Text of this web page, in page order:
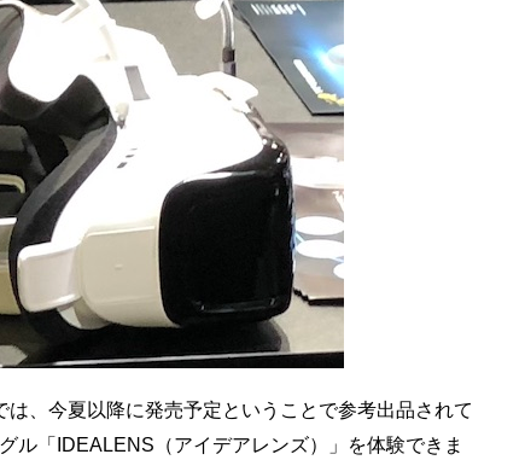
は、今夏以降に発売予定ということで参考出品されて
ル「IDEALENS（アイデアレンズ）」を体験できま